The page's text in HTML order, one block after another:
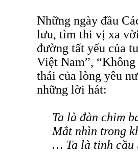
Những ngày đầu
lưu, tìm thi vị xa
đường tất yếu của
Việt Nam”,
thái của lòng yêu
những lời hát:
Ta là đàn chim
Mắt nhìn trong
… Ta là tinh cầu